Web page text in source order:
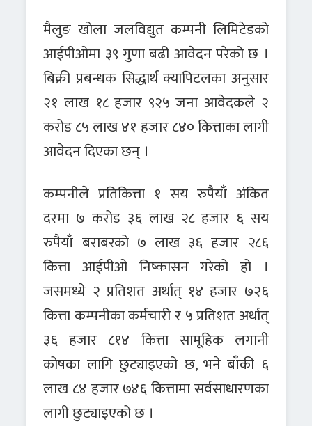
मैलुङ खोला जलविद्युत कम्पनी लिमिटेडको
आईपीओमा ३९ गुणा बढी आवेदन परेको छ ।
बिक्री प्रबन्धक सिद्धार्थ क्यापिटलका अनुसार
२१ लाख १८ हजार ९२५ जना आवेदकले २
करोड ८५ लाख ४१ हजार ८४० कित्ताका लागी
आवेदन दिएका छन् ।
कम्पनीले प्रतिकित्ता १ सय रुपैयाँ अंकित
दरमा ७ करोड ३६ लाख २८ हजार ६ सय
रुपैयाँ बराबरको ७ लाख ३६ हजार २८६
कित्ता आईपीओ निष्कासन गरेको हो ।
जसमध्ये २ प्रतिशत अर्थात् १४ हजार ७२६
कित्ता कम्पनीका कर्मचारी र ५ प्रतिशत अर्थात्
३६ हजार ८१४ कित्ता सामूहिक लगानी
कोषका लागि छुट्याइएको छ, भने बाँकी ६
लाख ८४ हजार ७४६ कित्तामा सर्वसाधारणका
लागी छुट्याइएको छ ।